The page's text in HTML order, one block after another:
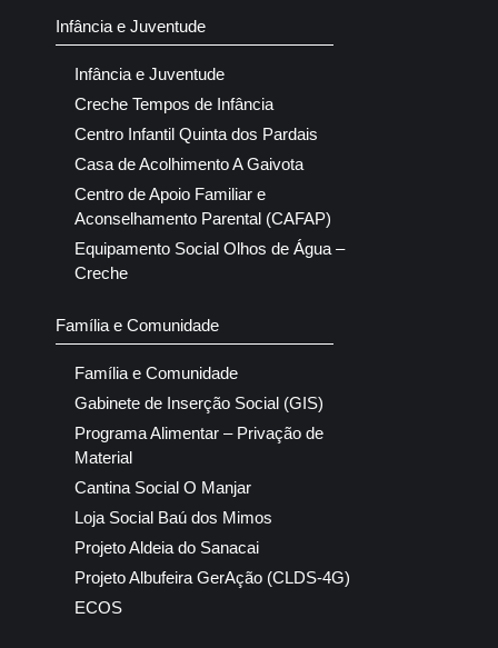
Infância e Juventude
Infância e Juventude
Creche Tempos de Infância
Centro Infantil Quinta dos Pardais
Casa de Acolhimento A Gaivota
Centro de Apoio Familiar e
Aconselhamento Parental (CAFAP)
Equipamento Social Olhos de Água –
Creche
Família e Comunidade
Família e Comunidade
Gabinete de Inserção Social (GIS)
Programa Alimentar – Privação de
Material
Cantina Social O Manjar
Loja Social Baú dos Mimos
Projeto Aldeia do Sanacai
Projeto Albufeira GerAção (CLDS-4G)
ECOS